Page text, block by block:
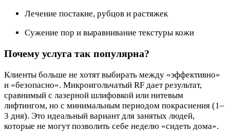
Лечение постакне, рубцов и растяжек
Сужение пор и выравнивание текстуры кожи
Почему услуга так популярна?
Клиенты больше не хотят выбирать между «эффективно»
и «безопасно». Микроигольчатый RF дает результат,
сравнимый с лазерной шлифовкой или нитевым
лифтингом, но с минимальным периодом покраснения (1–
3 дня). Это идеальный вариант для занятых людей,
которые не могут позволить себе неделю «сидеть дома».